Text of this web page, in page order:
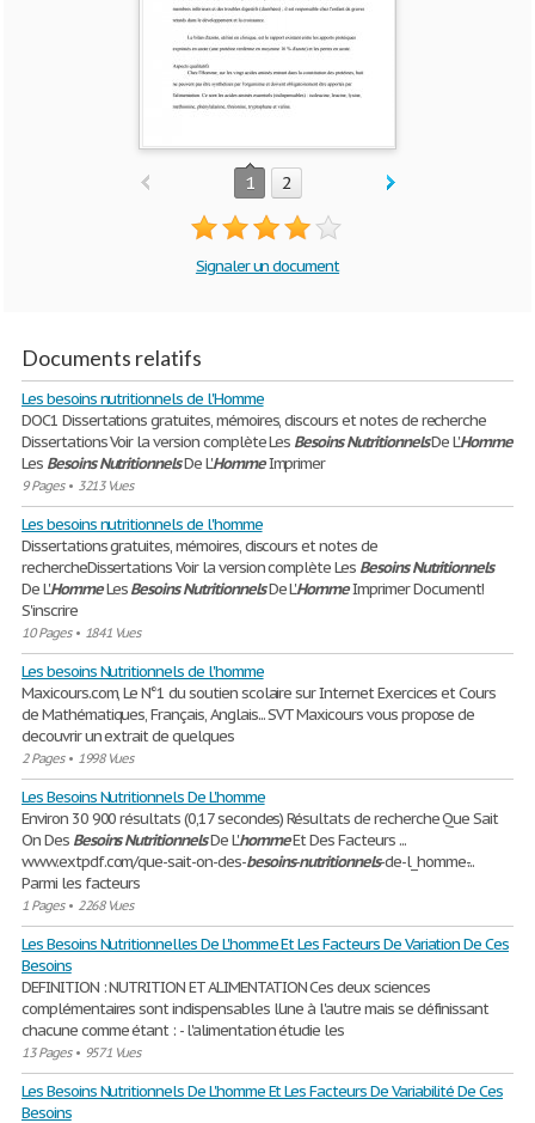
1 2
Signaler un document
Documents relatifs
Les besoins nutritionnels de l'Homme
DOC1 Dissertations gratuites, mémoires, discours et notes de recherche
Dissertations Voir la version complète Les Besoins NutritionnelsDe L'Homme
Les Besoins NutritionnelsDe L'HommeImprimer
9 Pages• 3213 Vues
Les besoins nutritionnels de l'homme
Dissertations gratuites, mémoires, discours et notes de
rechercheDissertations Voir la version complète Les Besoins Nutritionnels
De L'HommeLesBesoins NutritionnelsDe L'HommeImprimer Document!
S'inscrire
10 Pages• 1841 Vues
Les besoins Nutritionnels de l'homme
Maxicours.com, Le N°1 du soutien scolaire sur Internet Exercices et Cours
de Mathématiques, Français, Anglais... SVT Maxicours vous propose de
decouvrir un extrait de quelques
2 Pages• 1998 Vues
Les Besoins Nutritionnels De L'homme
Environ 30 900 résultats (0,17 secondes) Résultats de recherche Que Sait
On Des Besoins NutritionnelsDe L'hommeEt Des Facteurs ...
www.extpdf.com/que-sait-on-des-besoins-nutritionnels-de-l_homme-...
Parmi les facteurs
1 Pages• 2268 Vues
Les Besoins Nutritionnelles De L'homme Et Les Facteurs De Variation De Ces
Besoins
DEFINITION : NUTRITION ET ALIMENTATION Ces deux sciences
complémentaires sont indispensables l'une à l'autre mais se définissant
chacune comme étant : - l'alimentation étudie les
13 Pages• 9571 Vues
Les Besoins Nutritionnels De L'homme Et Les Facteurs De Variabilité De Ces
Besoins